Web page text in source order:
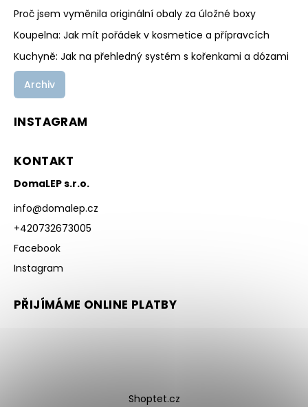
Proč jsem vyměnila originální obaly za úložné boxy
Koupelna: Jak mít pořádek v kosmetice a přípravcích
Kuchyně: Jak na přehledný systém s kořenkami a dózami
Archiv
INSTAGRAM
KONTAKT
DomaLEP s.r.o.
info@domalep.cz
+420732673005
Facebook
Instagram
PŘIJÍMÁME ONLINE PLATBY
Shoptet.cz